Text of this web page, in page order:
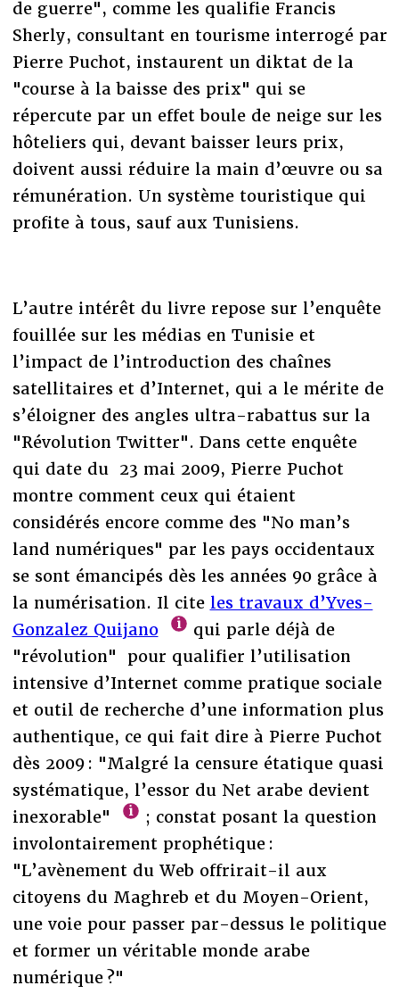
de guerre", comme les qualifie Francis
Sherly, consultant en tourisme interrogé par
Pierre Puchot, instaurent un diktat de la
"course à la baisse des prix" qui se
répercute par un effet boule de neige sur les
hôteliers qui, devant baisser leurs prix,
doivent aussi réduire la main d’œuvre ou sa
rémunération. Un système touristique qui
profite à tous, sauf aux Tunisiens.
L’autre intérêt du livre repose sur l’enquête
fouillée sur les médias en Tunisie et
l’impact de l’introduction des chaînes
satellitaires et d’Internet, qui a le mérite de
s’éloigner des angles ultra-rabattus sur la
"Révolution Twitter". Dans cette enquête
qui date du 23 mai 2009, Pierre Puchot
montre comment ceux qui étaient
considérés encore comme des "No man’s
land numériques" par les pays occidentaux
se sont émancipés dès les années 90 grâce à
la numérisation. Il cite les travaux d’Yves-
Gonzalez Quijano
qui parle déjà de
"révolution" pour qualifier l’utilisation
intensive d’Internet comme pratique sociale
et outil de recherche d’une information plus
authentique, ce qui fait dire à Pierre Puchot
dès 2009 : "Malgré la censure étatique quasi
systématique, l’essor du Net arabe devient
inexorable"
; constat posant la question
involontairement prophétique :
"L’avènement du Web offrirait-il aux
citoyens du Maghreb et du Moyen-Orient,
une voie pour passer par-dessus le politique
et former un véritable monde arabe
numérique ?"